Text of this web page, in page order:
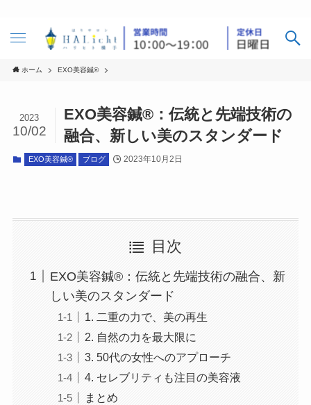
ホーム EXO美容鍼®︎
EXO美容鍼®︎：伝統と先端技術の
融合、新しい美のスタンダード
2023
10/02
EXO美容鍼®︎ ブログ 2023年10月2日
目次
EXO美容鍼®︎：伝統と先端技術の融合、新
しい美のスタンダード
1. 二重の力で、美の再生
2. 自然の力を最大限に
3. 50代の女性へのアプローチ
4. セレブリティも注目の美容液
まとめ